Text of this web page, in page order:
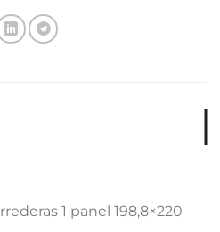
1 panel 198,8×220